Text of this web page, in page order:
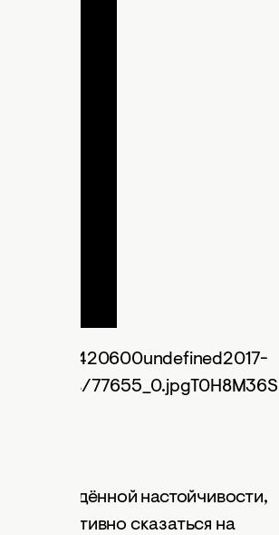
помогут!420600undefined2017-
articles/77655_0.jpgT0H8M36S
врождённой настойчивости,
негативно сказаться на